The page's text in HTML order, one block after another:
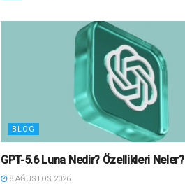
BLOG
GPT-5.6 Luna Nedir? Özellikleri Neler?
8 AĞUSTOS 2026